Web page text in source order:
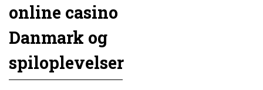
online casino
Danmark og
spiloplevelser